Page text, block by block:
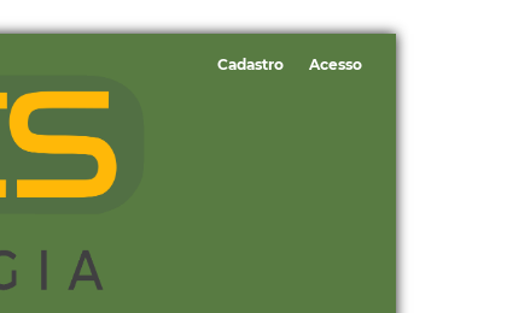
Cadastro Acesso